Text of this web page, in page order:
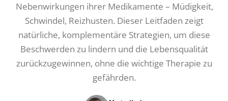
Nebenwirkungen ihrer Medikamente – Müdigkeit,
Schwindel, Reizhusten. Dieser Leitfaden zeigt
natürliche, komplementäre Strategien, um diese
Beschwerden zu lindern und die Lebensqualität
zurückzugewinnen, ohne die wichtige Therapie zu
gefährden.